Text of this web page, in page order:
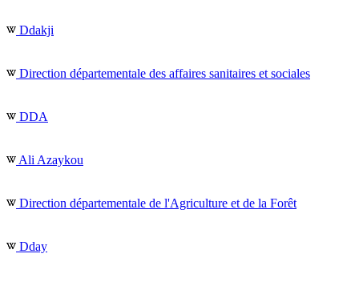
Ddakji
Direction départementale des affaires sanitaires et sociales
DDA
Ali Azaykou
Direction départementale de l'Agriculture et de la Forêt
Dday